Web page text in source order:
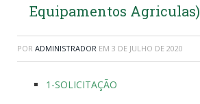
Equipamentos Agriculas)
POR ADMINISTRADOR EM 3 DE JULHO DE 2020
1-SOLICITAÇÃO